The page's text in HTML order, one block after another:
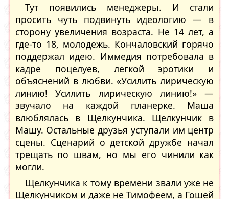
Тут появились менеджеры. И стали
просить чуть подвинуть идеологию — в
сторону увеличения возраста. Не 14 лет, а
где-то 18, молодежь. Кончаловский горячо
поддержал идею. Иммедия потребовала в
кадре поцелуев, легкой эротики и
объяснений в любви. «Усилить лирическую
линию! Усилить лирическую линию!» —
звучало на каждой планерке. Маша
влюблялась в Щелкунчика. Щелкунчик в
Машу. Остальные друзья уступали им центр
сцены. Сценарий о детской дружбе начал
трещать по швам, но мы его чинили как
могли.
Щелкунчика к тому времени звали уже не
Щелкунчиком и даже не Тимофеем, а Гошей